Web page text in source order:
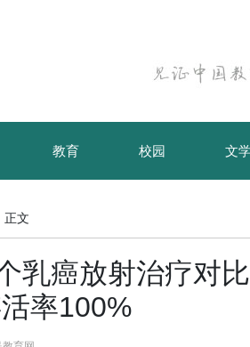
教育 校园 文
正文
乳癌放射治疗对
率100%